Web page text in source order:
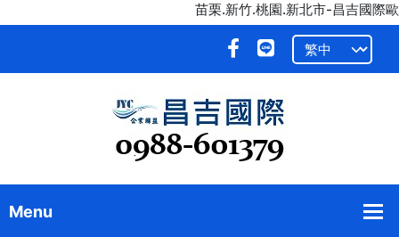
苗栗.新竹.桃園.新北市-昌吉國際